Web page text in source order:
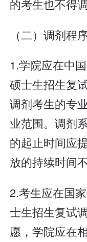
的考生也不得
（二）调剂程
1.学院应在中
硕士生招生复
调剂考生的专
业范围。调剂
的起止时间应
放的持续时间
2.考生应在国
士生招生复试
愿，学院应在